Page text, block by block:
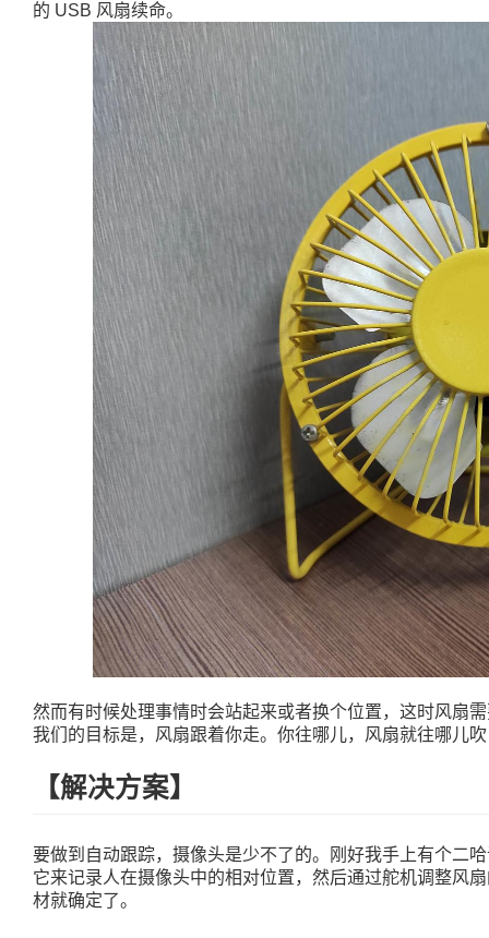
的 USB 风扇续命。
然而有时候处理事情时会站起来或者换个位置，这时风扇
我们的目标是，风扇跟着你走。你往哪儿，风扇就往哪儿
【解决方案】
要做到自动跟踪，摄像头是少不了的。刚好我手上有个二
它来记录人在摄像头中的相对位置，然后通过舵机调整风
材就确定了。